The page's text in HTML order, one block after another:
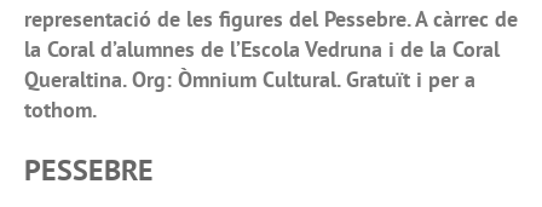
representació de les figures del Pessebre. A càrrec de
la Coral d’alumnes de l’Escola Vedruna i de la Coral
Queraltina. Org: Òmnium Cultural. Gratuït i per a
tothom.
PESSEBRE